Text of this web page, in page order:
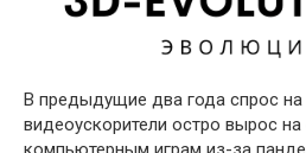
В предыдущие два года спрос на
видеоускорители остро вырос